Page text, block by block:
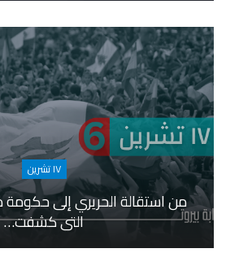
١٧ تشرين
من استقالة الحريري إلى حكومة
التي كشفت…